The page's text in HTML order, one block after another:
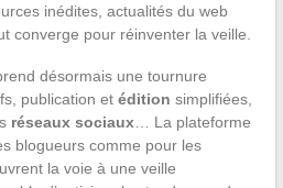
inédites, actualités du web
converge pour réinventer la veille.
désormais une tournure
publication et édition simplifiées,
réseaux sociaux… La plateforme
blogueurs comme pour les
la voie à une veille